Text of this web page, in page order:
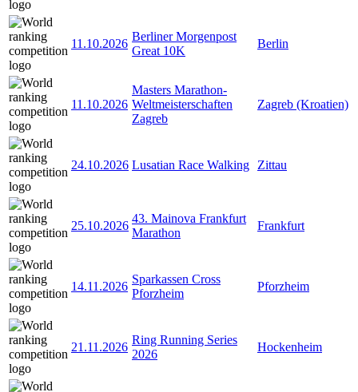
11.10.2026
Berliner Morgenpost
Great 10K
Berlin
11.10.2026
Masters Marathon-
Weltmeisterschaften
Zagreb
Zagreb (Kroatien)
24.10.2026 Lusatian Race Walking Zittau
25.10.2026
43. Mainova Frankfurt
Marathon
Frankfurt
14.11.2026
Sparkassen Cross
Pforzheim
Pforzheim
21.11.2026
Ring Running Series
2026
Hockenheim